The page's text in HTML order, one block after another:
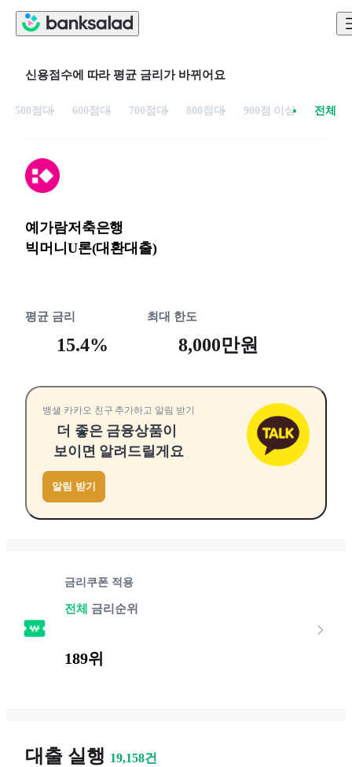
신용점수에 따라 평균 금리가 바뀌어요
500점대 600점대 700점대 800점대 900점 이상 전체
예가람저축은행
빅머니U론(대환대출)
평균 금리
15.4%
최대 한도
8,000만원
뱅샐 카카오 친구 추가하고 알림 받기
더 좋은 금융상품이
보이면 알려드릴게요
알림 받기
금리쿠폰 적용
전체 금리순위
189위
대출 실행 19,158건